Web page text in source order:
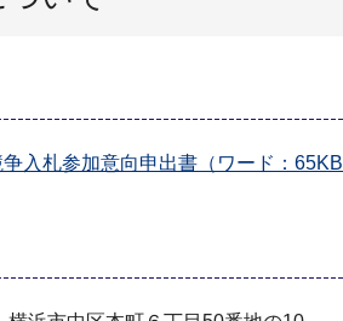
入札参加意向申出書（ワード：